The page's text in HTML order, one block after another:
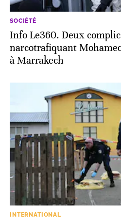
SOCIÉTÉ
Info Le360. Deux
narcotrafiquant
à Marrakech
INTERNATIONAL